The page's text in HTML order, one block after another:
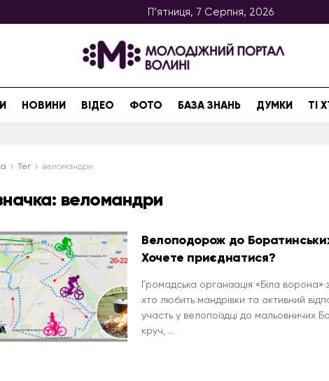
П’ятниця, 7 Серпня, 2026
НОВИНИ ВІДЕО ФОТО БАЗА ЗНАНЬ ДУМКИ ТІ
Тег веломандри
веломандри
Велоподорож до
Хочете приєднатися?
Громадська організація «Біла ворона»
хто любить мандрівки та активний
участь у велопоїздці до мальовничих
круч, ...